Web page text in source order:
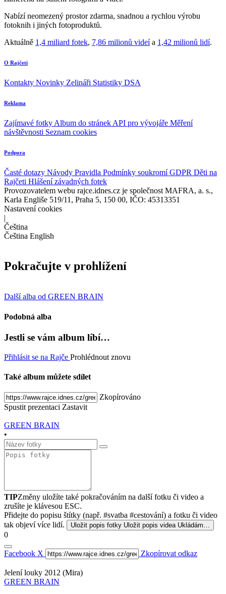
Nabízí neomezený prostor zdarma, snadnou a rychlou výrobu
fotoknih i jiných fotoproduktů.
Aktuálně 1,4 miliard fotek, 7,86 milionů videía 1,42 milionů lidí.
O Rajčeti
Kontakty Novinky Zelináři Statistiky DSA
Reklama
Zajímavé fotky Album do stránek API pro vývojáře Měření
návštěvnosti Seznam cookies
Podpora
Časté dotazy Návody Pravidla Podmínky soukromíGDPR Děti na
Rajčeti Hlášení závadných fotek
Provozovatelem webu rajce.idnes.cz je společnost MAFRA, a. s.,
Karla Engliše 519/11, Praha 5, 150 00, IČO: 45313351
Nastavení cookies
|
Čeština
Čeština English
Pokračujte v prohlížení
Další alba od GREEN BRAIN
Podobná alba
Jestli se vám album líbí…
Přihlásit se na Rajče Prohlédnout znovu
Také album můžete sdílet
Zkopírováno
Spustit prezentaci Zastavit
GREEN BRAIN
•
TIPZměny uložíte také pokračováním na další fotku či video a
zrušíte je klávesou ESC.
Přidejte do popisu štítky (např. #svatba #cestování) a fotku či video
tak objeví více lidí.
Uložit popis fotky Uložit popis videa Ukládám…
0
Facebook X Zkopírovat odkaz
Jelení louky 2012 (Mira)
GREEN BRAIN